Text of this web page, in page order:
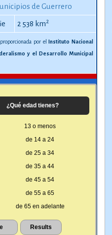
de Guerrero
2 538 km2
por elInstituto Nacional
y el Desarrollo Municipal
¿Qué edad tienes?
13 o menos
de 14 a 24
de 25 a 34
de 35 a 44
de 45 a 54
de 55 a 65
de 65 en adelante